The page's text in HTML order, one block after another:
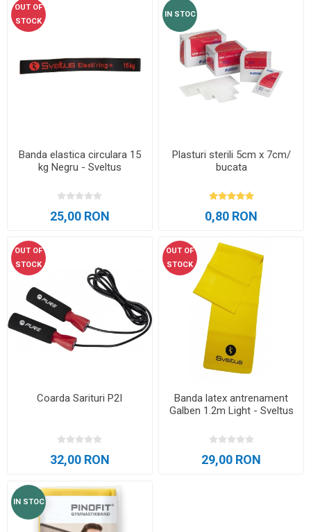
OUT OF
STOCK
Banda elastica circulara 15
kg Negru - Sveltus
25,00 RON
IN STOC
Plasturi sterili 5cm x 7cm/
bucata
0,80 RON
OUT OF
STOCK
Coarda Sarituri P2I
32,00 RON
OUT OF
STOCK
Banda latex antrenament
Galben 1.2m Light - Sveltus
29,00 RON
IN STOC